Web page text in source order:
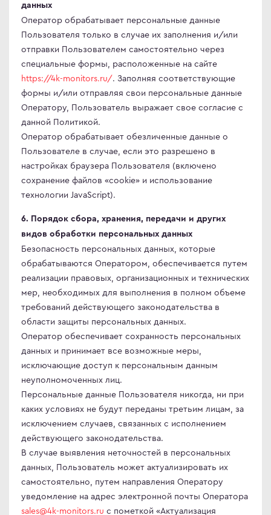
данных
Оператор обрабатывает персональные данные
Пользователя только в случае их заполнения и/или
отправки Пользователем самостоятельно через
специальные формы, расположенные на сайте
https://4k-monitors.ru/. Заполняя соответствующие
формы и/или отправляя свои персональные данные
Оператору, Пользователь выражает свое согласие с
данной Политикой.
Оператор обрабатывает обезличенные данные о
Пользователе в случае, если это разрешено в
настройках браузера Пользователя (включено
сохранение файлов «cookie» и использование
технологии JavaScript).
6. Порядок сбора, хранения, передачи и других
видов обработки персональных данных
Безопасность персональных данных, которые
обрабатываются Оператором, обеспечивается путем
реализации правовых, организационных и технических
мер, необходимых для выполнения в полном объеме
требований действующего законодательства в
области защиты персональных данных.
Оператор обеспечивает сохранность персональных
данных и принимает все возможные меры,
исключающие доступ к персональным данным
неуполномоченных лиц.
Персональные данные Пользователя никогда, ни при
каких условиях не будут переданы третьим лицам, за
исключением случаев, связанных с исполнением
действующего законодательства.
В случае выявления неточностей в персональных
данных, Пользователь может актуализировать их
самостоятельно, путем направления Оператору
уведомление на адрес электронной почты Оператора
sales@4k-monitors.ru с пометкой «Актуализация